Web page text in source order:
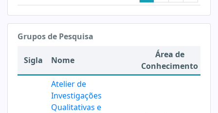
Grupos de Pesquisa
Sigla Nome
Área de
Conhecimento
Atelier de
Investigações
Qualitativas e